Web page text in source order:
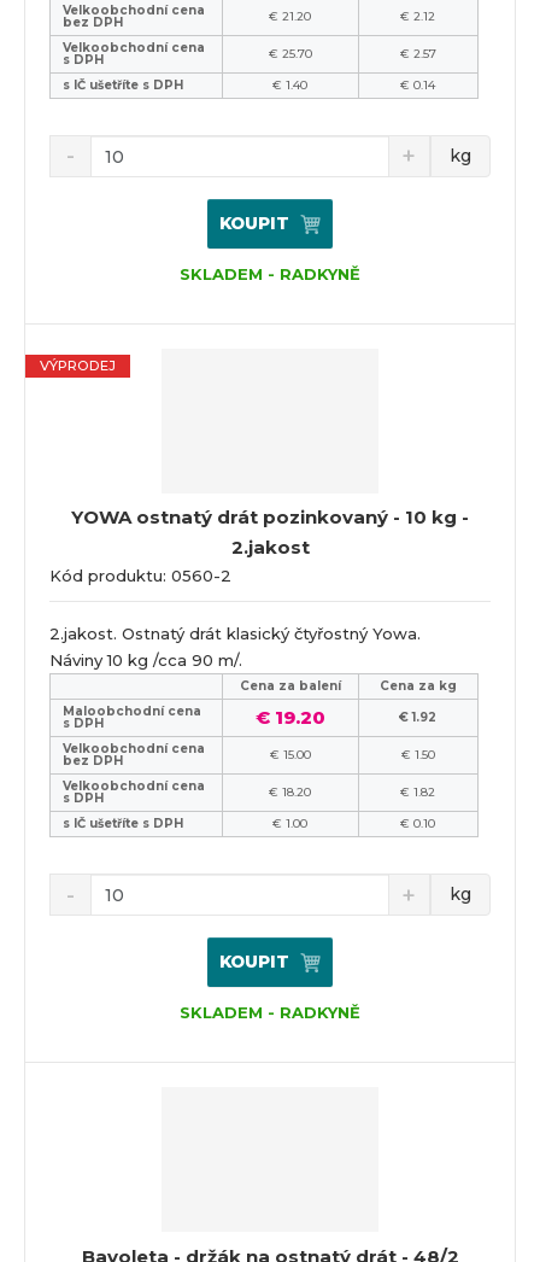
Velkoobchodní cena
bez DPH € 21.20
€ 2.12
Velkoobchodní cena
s DPH € 25.70
€ 2.57
s IČ ušetříte s DPH
€ 1.40 € 0.14
kg
KOUPIT
SKLADEM - RADKYNĚ
YOWA ostnatý drát pozinkovaný - 10 kg -
2.jakost
Kód produktu: 0560-2
VÝPRODEJ
2.jakost. Ostnatý drát klasický čtyřostný Yowa.
Náviny 10 kg /cca 90 m/.
Cena za balení
Cena za kg
Maloobchodní cena
s DPH € 19.20
€ 1.92
Velkoobchodní cena
bez DPH € 15.00
€ 1.50
Velkoobchodní cena
s DPH € 18.20
€ 1.82
s IČ ušetříte s DPH
€ 1.00 € 0.10
kg
KOUPIT
SKLADEM - RADKYNĚ
Bavoleta - držák na ostnatý drát - 48/2